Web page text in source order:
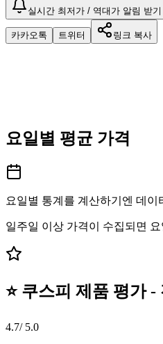
실시간 최저가 / 역대가 알림 받기
카카오톡 트위터 링크 복사
요일별 평균 가격
요일별 통계를 계산하기엔 데이
일주일 이상 가격이 수집되면
⭐ 쿠스피 제품 평가
4.7/ 5.0